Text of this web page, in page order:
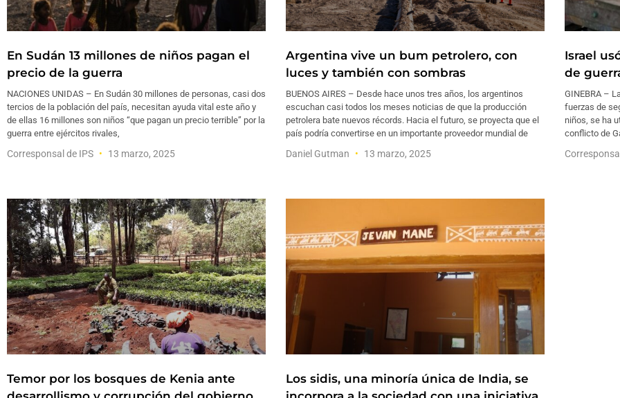
En Sudán 13 millones de niños pagan el
precio de la guerra
NACIONES UNIDAS – En Sudán 30 millones de personas, casi dos
tercios de la población del país, necesitan ayuda vital este año y
de ellas 16 millones son niños “que pagan un precio terrible” por la
guerra entre ejércitos rivales,
Corresponsal de IPS 13 marzo, 2025
Argentina vive un bum petrolero, con
luces y también con sombras
BUENOS AIRES – Desde hace unos tres años, los argentinos
escuchan casi todos los meses noticias de que la producción
petrolera bate nuevos récords. Hacia el futuro, se proyecta que el
país podría convertirse en un importante proveedor mundial de
Daniel Gutman 13 marzo, 2025
Israel
de
GINEBRA –
fuerzas de
niños, se ha
conflicto de
Temor por los bosques de Kenia ante
Los sidis, una minoría única de India, se